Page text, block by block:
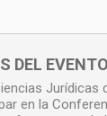
DEL EVENTO
Jurídicas
en la